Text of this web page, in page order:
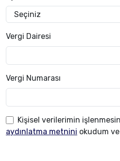
Vergi Dairesi
Vergi Numarası
Kişisel verilerimin
aydınlatma metnini okudum